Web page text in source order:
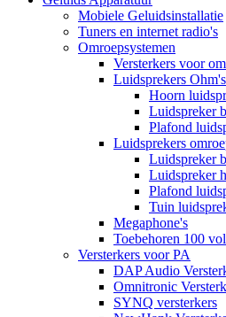
Mobiele Geluidsinstallatie
Tuners en internet radio's
Omroepsystemen
Versterkers voor
Luidsprekers
Hoorn
Luidspreker
Plafond
Luidsprekers
Luidspreker
Luidspreker
Plafond
Tuin
Megaphone's
Toebehoren 100
Versterkers voor PA
DAP Audio
Omnitronic
SYNQ versterkers